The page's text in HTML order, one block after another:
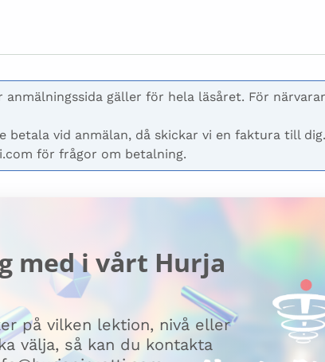
anmälningssida gäller för hela läsåret. För
betala vid anmälan, då skickar vi en faktura till
för frågor om betalning.
med i vårt Hurja
på vilken lektion, nivå eller
välja, så kan du kontakta